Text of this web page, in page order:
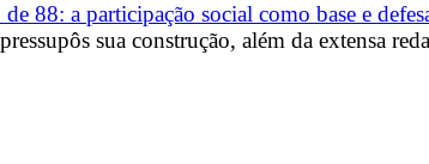
88: a participação social como base e
sua construção, além da extensa